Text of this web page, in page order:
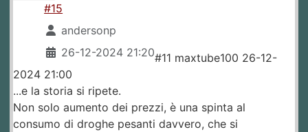
#15
andersonp
26-12-2024 21:20#11 maxtube100 26-12-
2024 21:00
...e la storia si ripete.
Non solo aumento dei prezzi, è una spinta al
consumo di droghe pesanti davvero, che si